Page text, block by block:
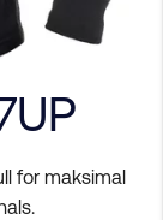
for maksimal